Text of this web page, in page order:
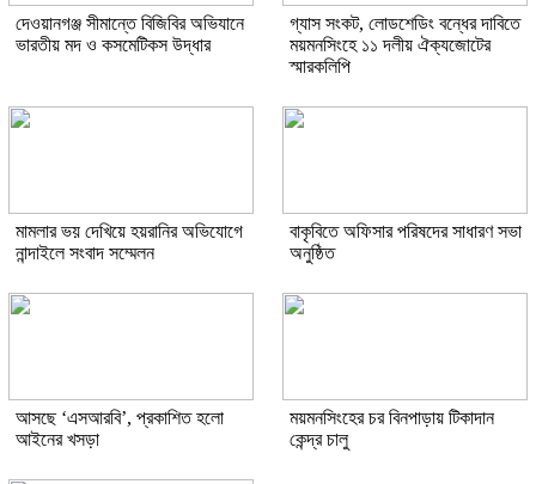
দেওয়ানগঞ্জ সীমান্তে বিজিবির অভিযানে
ভারতীয় মদ ও কসমেটিকস উদ্ধার
গ্যাস সংকট, লোডশেডিং বন্ধের দাবিতে
ময়মনসিংহে ১১ দলীয় ঐক্যজোটের
স্মারকলিপি
মামলার ভয় দেখিয়ে হয়রানির অভিযোগে
নান্দাইলে সংবাদ সম্মেলন
বাকৃবিতে অফিসার পরিষদের সাধারণ সভা
অনুষ্ঠিত
আসছে ‘এসআরবি’, প্রকাশিত হলো
আইনের খসড়া
ময়মনসিংহের চর বিনপাড়ায় টিকাদান
কেন্দ্র চালু